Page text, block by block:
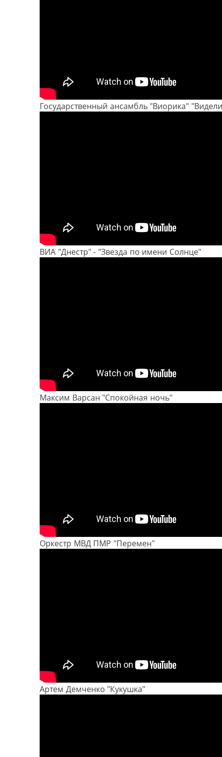
Государственный ансамбль "Виорика"
ВИА "Днестр" - "Звезда по имени Солнце"
Максим Варсан "Спокойная ночь"
Оркестр МВД ПМР "Перемен"
Артем Демченко "Кукушка"